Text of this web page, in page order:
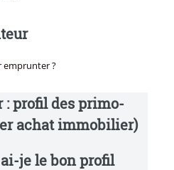
emprunter ?
profil des primo-
achat immobilier)
je le bon profil